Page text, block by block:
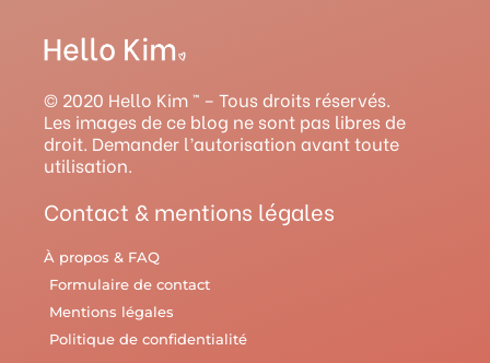
t
a
g
r
a
m
t
u
b
e
r
e
s
o
o
k
y
© 2020 Hello Kim ™ – Tous droits réservés.
Les images de ce blog ne sont pas libres de
droit. Demander l’autorisation avant toute
utilisation.
Contact & mentions légales
À propos & FAQ
Formulaire de contact
Mentions légales
Politique de confidentialité